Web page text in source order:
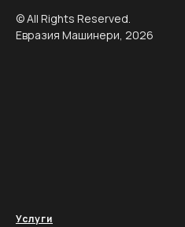
© All Rights Reserved.
Евразия Машинери, 2026
Услуги